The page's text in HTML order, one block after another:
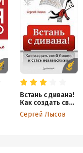
Встань с дивана!
Как создать свой
бизнес и стать
независимым
Сергей Лысов